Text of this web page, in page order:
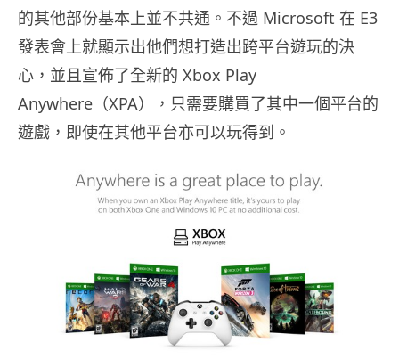
的其他部份基本上並不共通。不過 Microsoft 在 E3
發表會上就顯示出他們想打造出跨平台遊玩的決
心，並且宣佈了全新的 Xbox Play
Anywhere（XPA），只需要購買了其中一個平台的
遊戲，即使在其他平台亦可以玩得到。